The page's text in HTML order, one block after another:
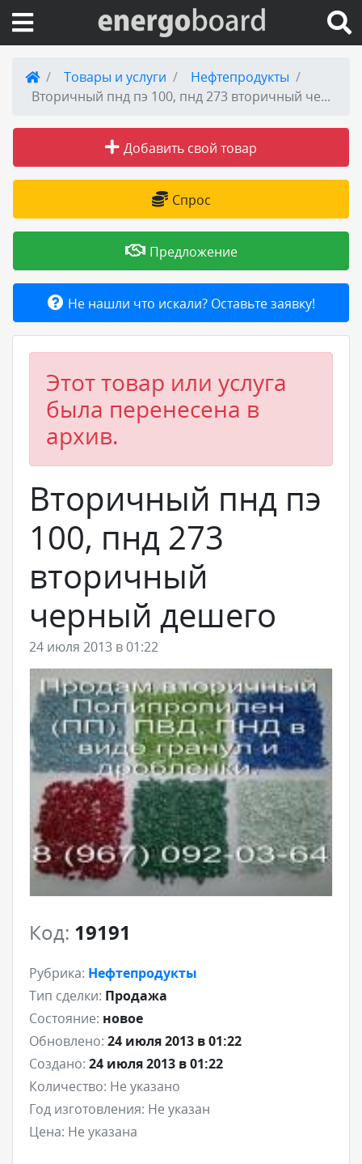
Вход на сайт
Публикации
Товары и услуги
Добавить товар или услугу
Товары и услуги
Нефтепродукты
Вторичный пнд пэ 100, пнд 273 вторичный черный дешего
Добавить свой товар
Спрос
Предложение
Не нашли что искали? Оставьте заявку!
Этот товар или услуга
была перенесена в
архив.
Вторичный пнд пэ
100, пнд 273
вторичный
черный дешего
24 июля 2013 в 01:22
Код: 19191
Рубрика: Нефтепродукты
Тип сделки: Продажа
Состояние: новое
Обновлено: 24 июля 2013 в 01:22
Создано: 24 июля 2013 в 01:22
Количество: Не указано
Год изготовления: Не указан
Цена: Не указана